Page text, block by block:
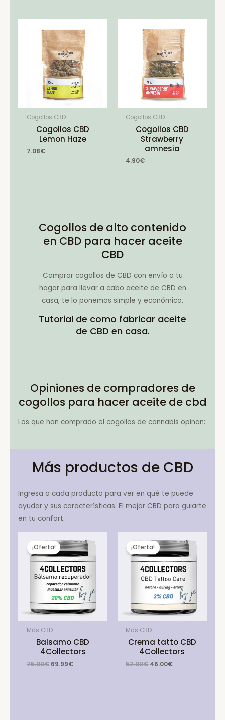
Cogollos CBD
Cogollos CBD
Lemon Haze
7.08€
Cogollos CBD
Cogollos CBD
Strawberry
amnesia
4.90€
Cogollos de alto contenido
en CBD para hacer aceite
CBD
Comprar cogollos de CBD con envío a tu
hogar para llevar a cabo aceite de CBD en
casa, te lo ponemos simple y económico.
Tutorial de como fabricar aceite
de CBD en casa.
Opiniones de compradores de
cogollos para hacer aceite de cbd
Los que han comprado el cogollos de cannabis opinan:
Más productos de CBD
Ingresa a cada producto para ver en qué te puede
ayudar y sus características. El mejor CBD para guiarte
en tu confort.
¡Oferta!
Más CBD
Balsamo CBD
4Collectors
75.00€ Original
69.99€Current
¡Oferta!
Más CBD
Crema tatto CBD
4Collectors
52.00€ Original
46.00€Current